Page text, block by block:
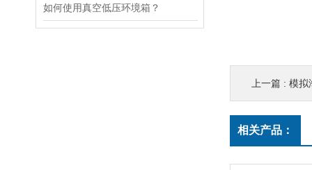
如何使用真空低压环境箱？
上一篇 : 模拟
相关产品：